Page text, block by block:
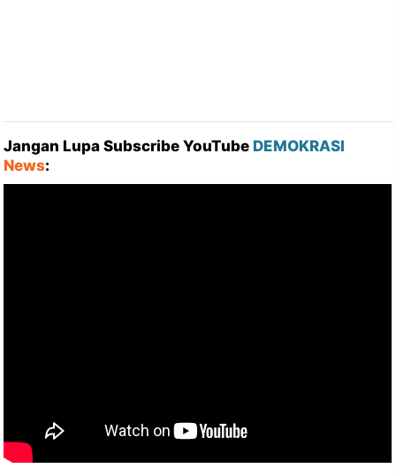
Jangan Lupa Subscribe YouTube DEMOKRASI
News: